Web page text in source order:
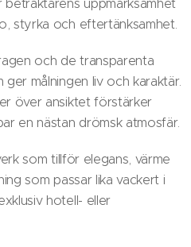
uppmärksamhet
styrka och eftertänksamhet.
och de transparenta
målningen liv och karaktär.
över ansiktet förstärker
en nästan drömsk atmosfär.
som tillför elegans, värme
som passar lika vackert i
hotell- eller